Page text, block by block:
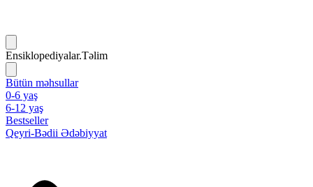
Ensiklopediyalar.Təlim
Bütün məhsullar
0-6 yaş
6-12 yaş
Bestseller
Qeyri-Bədii Ədəbiyyat